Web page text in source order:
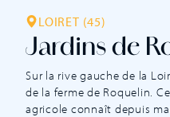
LOIRET (45)
Jardins de
Sur la rive gauche de la
de la ferme de Roquelin.
agricole connaît depuis